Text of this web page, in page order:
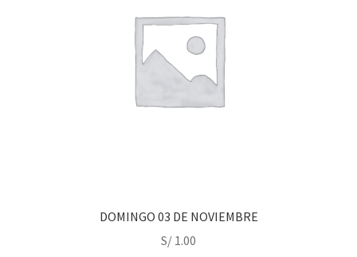
DOMINGO 03 DE NOVIEMBRE
S/ 1.00